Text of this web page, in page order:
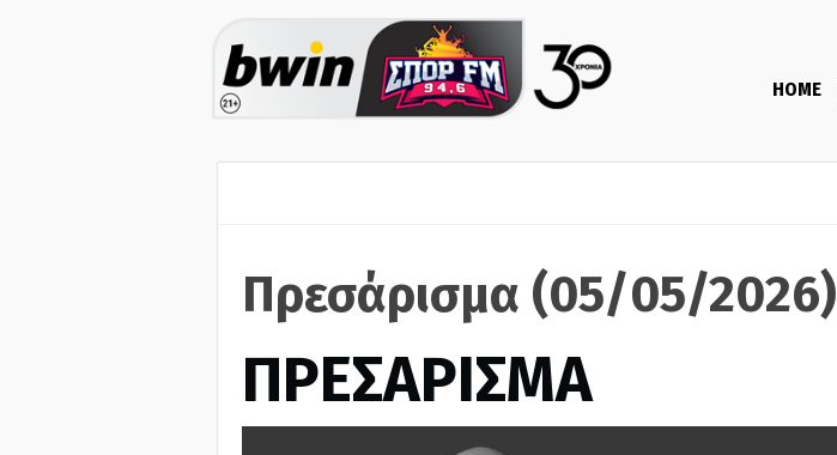
HOME
Πρεσάρισμα (05/05/2026)
ΠΡΕΣΑΡΙΣΜΑ